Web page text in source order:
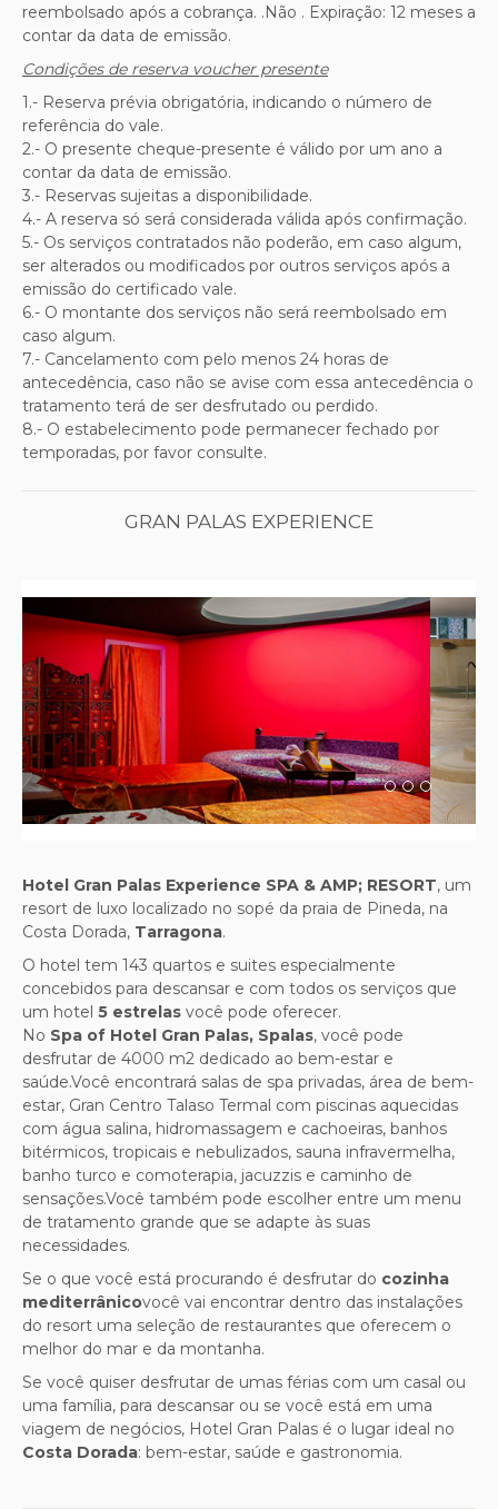
reembolsado após a cobrança. .Não . Expiração: 12 meses a
contar da data de emissão.
Condições de reserva voucher presente
1.- Reserva prévia obrigatória, indicando o número de
referência do vale.
2.- O presente cheque-presente é válido por um ano a
contar da data de emissão.
3.- Reservas sujeitas a disponibilidade.
4.- A reserva só será considerada válida após confirmação.
5.- Os serviços contratados não poderão, em caso algum,
ser alterados ou modificados por outros serviços após a
emissão do certificado vale.
6.- O montante dos serviços não será reembolsado em
caso algum.
7.- Cancelamento com pelo menos 24 horas de
antecedência, caso não se avise com essa antecedência o
tratamento terá de ser desfrutado ou perdido.
8.- O estabelecimento pode permanecer fechado por
temporadas, por favor consulte.
GRAN PALAS EXPERIENCE
Previous Next
Hotel Gran Palas Experience SPA & AMP; RESORT, um
resort de luxo localizado no sopé da praia de Pineda, na
Costa Dorada, Tarragona.
O hotel tem 143 quartos e suites especialmente
concebidos para descansar e com todos os serviços que
um hotel 5 estrelas você pode oferecer.
No Spa of Hotel Gran Palas, Spalas, você pode
desfrutar de 4000 m2 dedicado ao bem-estar e
saúde.Você encontrará salas de spa privadas, área de bem-
estar, Gran Centro Talaso Termal com piscinas aquecidas
com água salina, hidromassagem e cachoeiras, banhos
bitérmicos, tropicais e nebulizados, sauna infravermelha,
banho turco e comoterapia, jacuzzis e caminho de
sensações.Você também pode escolher entre um menu
de tratamento grande que se adapte às suas
necessidades.
Se o que você está procurando é desfrutar do cozinha
mediterrânicovocê vai encontrar dentro das instalações
do resort uma seleção de restaurantes que oferecem o
melhor do mar e da montanha.
Se você quiser desfrutar de umas férias com um casal ou
uma família, para descansar ou se você está em uma
viagem de negócios, Hotel Gran Palas é o lugar ideal no
Costa Dorada: bem-estar, saúde e gastronomia.